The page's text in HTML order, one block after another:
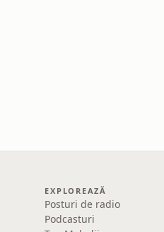
EXPLOREAZĂ
Posturi de radio
Podcasturi